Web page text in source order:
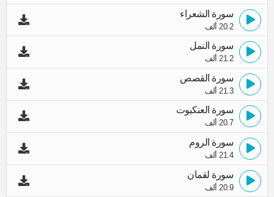
سورة الشعراء
20.2 ألف
سورة النمل
21.2 ألف
سورة القصص
21.3 ألف
سورة العنكبوت
20.7 ألف
سورة الروم
21.4 ألف
سورة لقمان
20.9 ألف